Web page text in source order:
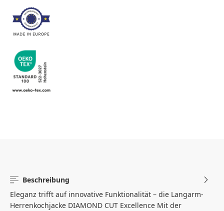
Beschreibung
Eleganz trifft auf innovative Funktionalität – die Langarm-
Herrenkochjacke DIAMOND CUT Excellence Mit der